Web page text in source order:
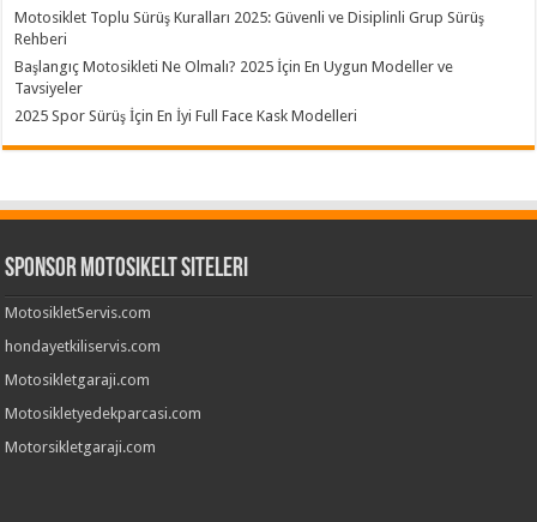
Motosiklet Toplu Sürüş Kuralları 2025: Güvenli ve Disiplinli Grup Sürüş
Rehberi
Başlangıç Motosikleti Ne Olmalı? 2025 İçin En Uygun Modeller ve
Tavsiyeler
2025 Spor Sürüş İçin En İyi Full Face Kask Modelleri
Sponsor Motosikelt Siteleri
MotosikletServis.com
hondayetkiliservis.com
Motosikletgaraji.com
Motosikletyedekparcasi.com
Motorsikletgaraji.com